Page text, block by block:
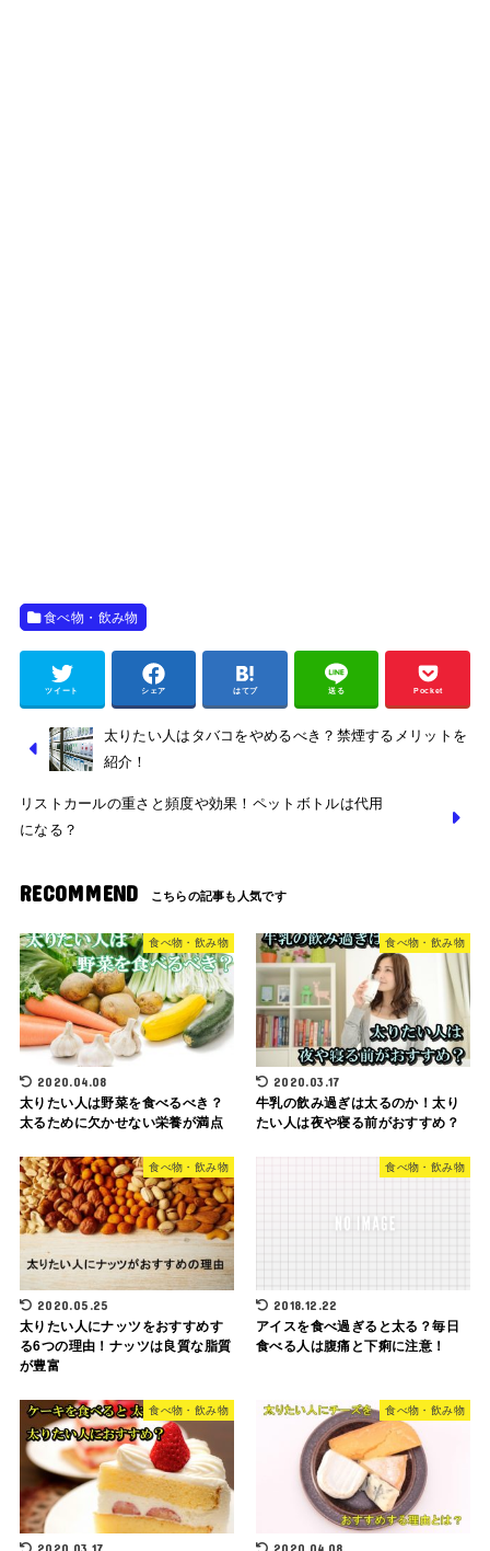
食べ物・飲み物
ツイート シェア はてブ 送る Pocket
太りたい人はタバコをやめるべき？禁煙するメリットを
紹介！
リストカールの重さと頻度や効果！ペットボトルは代用
になる？
RECOMMEND
食べ物・飲み物
2020.04.08
太りたい人は野菜を食べるべき？
太るために欠かせない栄養が満点
食べ物・飲み物
2020.03.17
牛乳の飲み過ぎは太るのか！太り
たい人は夜や寝る前がおすすめ？
食べ物・飲み物
2020.05.25
太りたい人にナッツをおすすめす
る6つの理由！ナッツは良質な脂質
が豊富
食べ物・飲み物
2018.12.22
アイスを食べ過ぎると太る？毎日
食べる人は腹痛と下痢に注意！
食べ物・飲み物 食べ物・飲み物